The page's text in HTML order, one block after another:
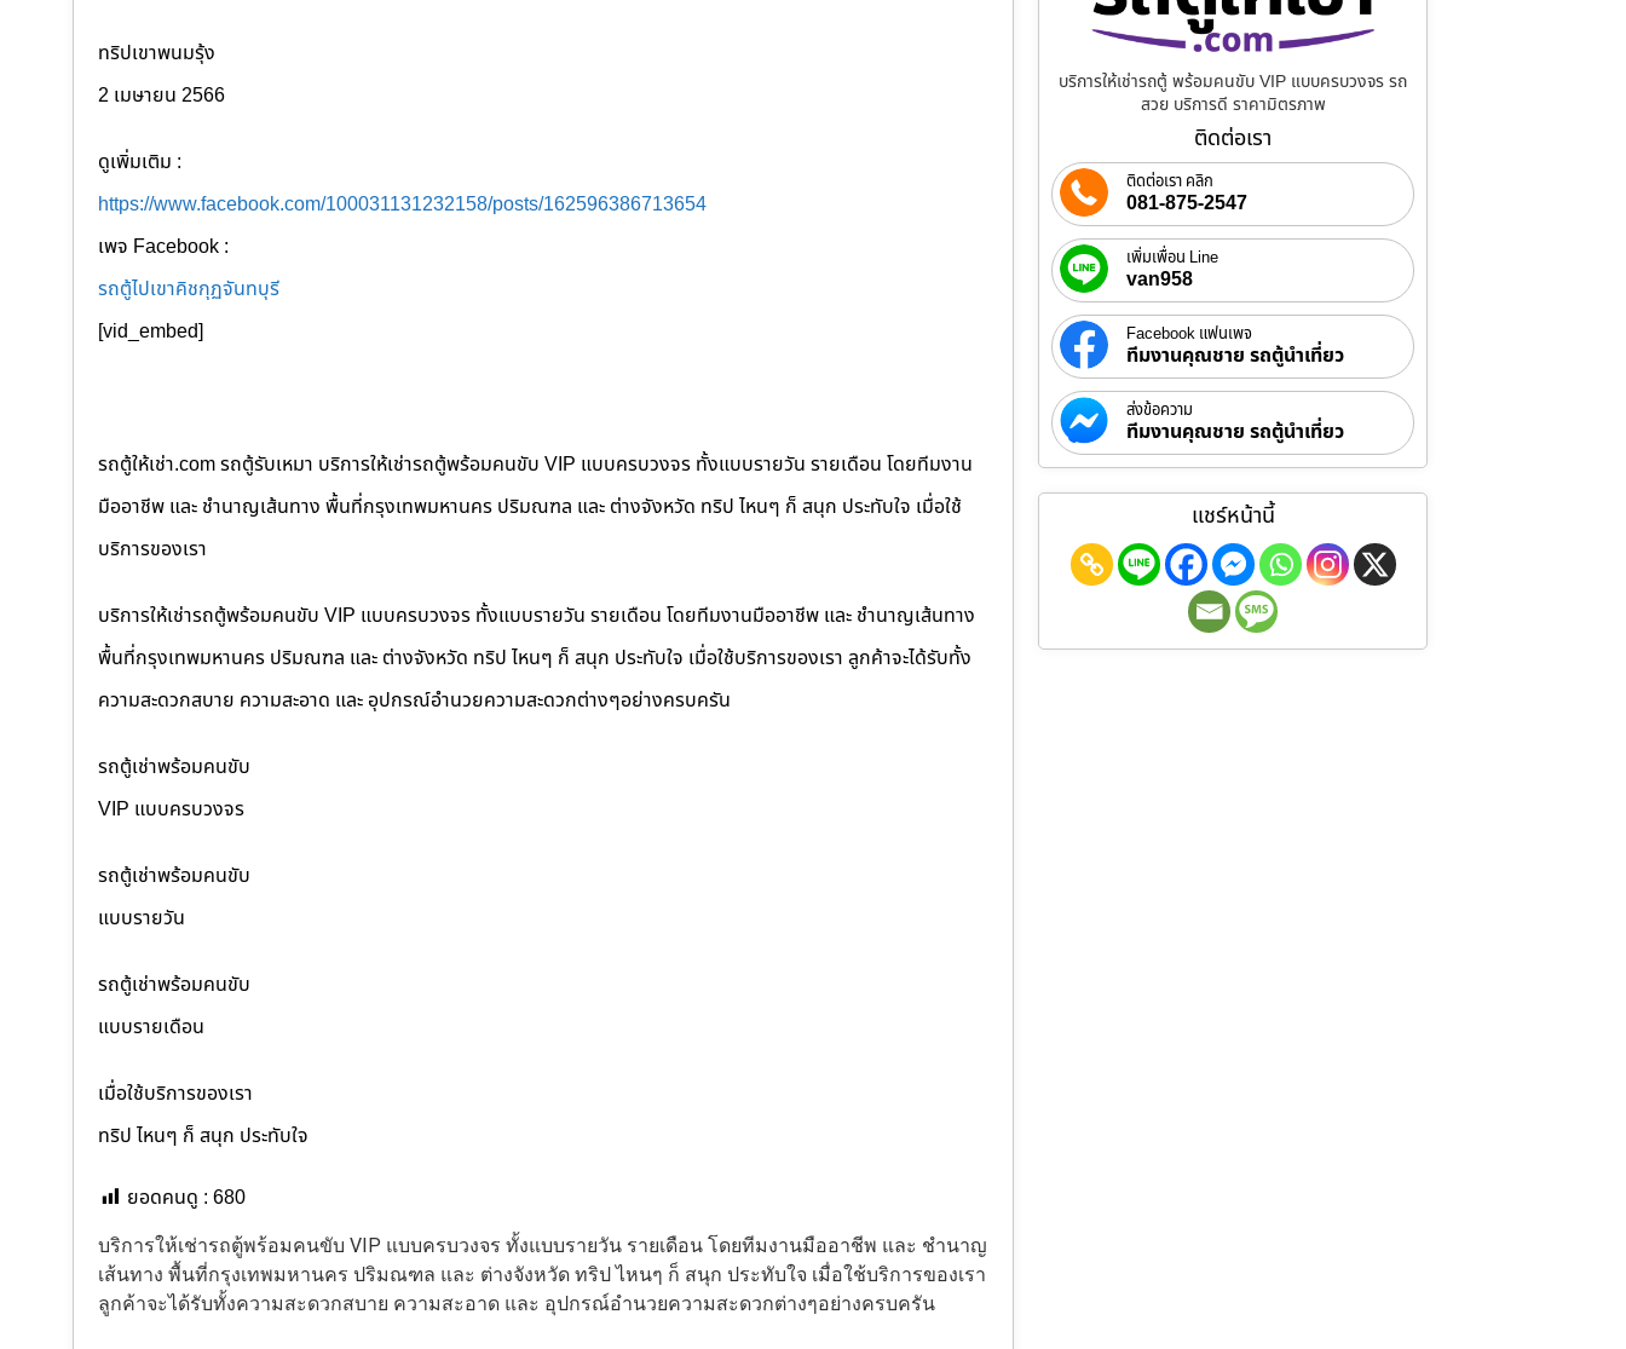
ทริปเขาพนมรุ้ง
2 เมษายน 2566
ดูเพิ่มเติม :
https://www.facebook.com/100031131232158/posts/162596386713654
เพจ Facebook :
รถตู้ไปเขาคิชกุฏจันทบุรี
[vid_embed]
รถตู้ให้เช่า.com รถตู้รับเหมา บริการให้เช่ารถตู้พร้อมคนขับ VIP แบบครบวงจร ทั้งแบบรายวัน รายเดือน โดยทีมงาน
มืออาชีพ และ ชำนาญเส้นทาง พื้นที่กรุงเทพมหานคร ปริมณฑล และ ต่างจังหวัด ทริป ไหนๆ ก็ สนุก ประทับใจ เมื่อใช้
บริการของเรา
บริการให้เช่ารถตู้พร้อมคนขับ VIP แบบครบวงจร ทั้งแบบรายวัน รายเดือน โดยทีมงานมืออาชีพ และ ชำนาญเส้นทาง
พื้นที่กรุงเทพมหานคร ปริมณฑล และ ต่างจังหวัด ทริป ไหนๆ ก็ สนุก ประทับใจ เมื่อใช้บริการของเรา ลูกค้าจะได้รับทั้ง
ความสะดวกสบาย ความสะอาด และ อุปกรณ์อำนวยความสะดวกต่างๆอย่างครบครัน
รถตู้เช่าพร้อมคนขับ
VIP แบบครบวงจร
รถตู้เช่าพร้อมคนขับ
แบบรายวัน
รถตู้เช่าพร้อมคนขับ
แบบรายเดือน
เมื่อใช้บริการของเรา
ทริป ไหนๆ ก็ สนุก ประทับใจ
ยอดคนดู : 680
บริการให้เช่ารถตู้พร้อมคนขับ VIP แบบครบวงจร ทั้งแบบรายวัน รายเดือน โดยทีมงานมืออาชีพ และ ชำนาญ
เส้นทาง พื้นที่กรุงเทพมหานคร ปริมณฑล และ ต่างจังหวัด ทริป ไหนๆ ก็ สนุก ประทับใจ เมื่อใช้บริการของเรา
ลูกค้าจะได้รับทั้งความสะดวกสบาย ความสะอาด และ อุปกรณ์อำนวยความสะดวกต่างๆอย่างครบครัน
บริการให้เช่ารถตู้ พร้อมคนขับ VIP แบบครบวงจร รถ
สวย บริการดี ราคามิตรภาพ
ติดต่อเรา
ติดต่อเรา คลิก
081-875-2547
เพิ่มเพื่อน Line
van958
Facebook แฟนเพจ
ทีมงานคุณชาย รถตู้นำเที่ยว
ส่งข้อความ
ทีมงานคุณชาย รถตู้นำเที่ยว
แชร์หน้านี้